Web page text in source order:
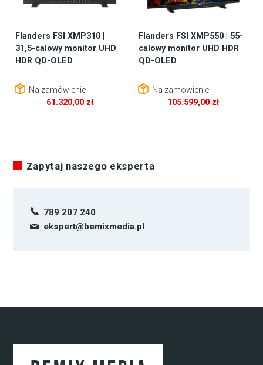
Flanders FSI XMP310 |
31,5-calowy monitor UHD
HDR QD-OLED
Na zamówienie
61.320,00 zł
Flanders FSI XMP550 | 55-
calowy monitor UHD HDR
QD-OLED
Na zamówienie
105.599,00 zł
Zapytaj naszego eksperta
789 207 240
ekspert@bemixmedia.pl